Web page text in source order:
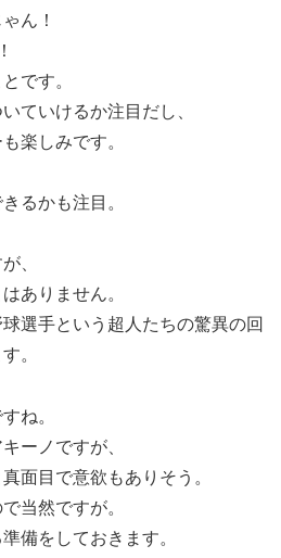
ん！
です。
ていけるか注目だし、
楽しみです。
るかも注目。
、
ありません。
選手という超人たちの驚異の回
。
ね。
ーノですが、
面目で意欲もありそう。
当然ですが。
備をしておきます。